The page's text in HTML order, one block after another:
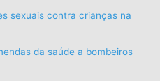
sexuais contra crianças na
da saúde a bombeiros